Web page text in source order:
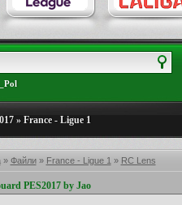
» France - Ligue 1
» Файли» France - Ligue 1 » RC Lens
PES2017 by Jao